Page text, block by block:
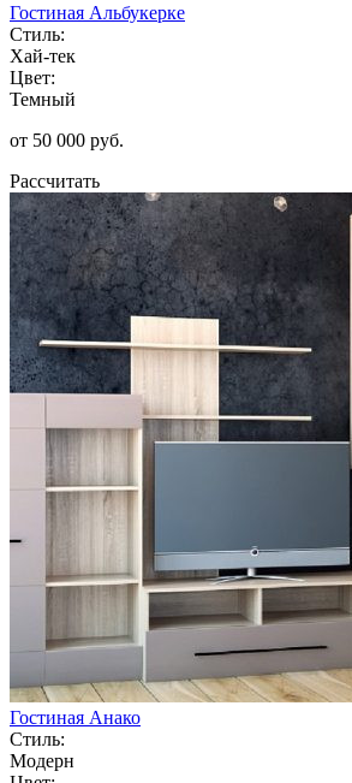
Гостиная Альбукерке
Стиль:
Хай-тек
Цвет:
Темный
от 50 000 руб.
Рассчитать
Гостиная Анако
Стиль:
Модерн